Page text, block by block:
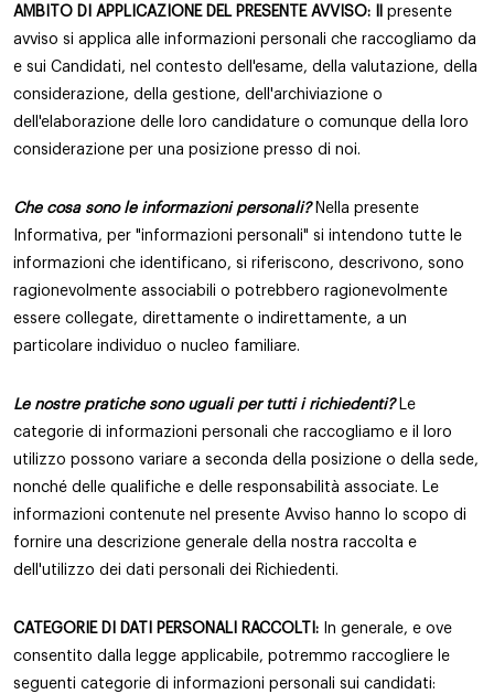
AMBITO DI APPLICAZIONE DEL PRESENTE AVVISO: Il
presente
avviso si applica alle informazioni personali che raccogliamo da
e sui Candidati, nel contesto dell'esame, della valutazione, della
considerazione, della gestione, dell'archiviazione o
dell'elaborazione delle loro candidature o comunque della loro
considerazione per una posizione presso di noi.
Che cosa sono le informazioni personali?Nella presente
Informativa, per "informazioni personali" si intendono tutte le
informazioni che identificano, si riferiscono, descrivono, sono
ragionevolmente associabili o potrebbero ragionevolmente
essere collegate, direttamente o indirettamente, a un
particolare individuo o nucleo familiare.
Le nostre pratiche sono uguali per tutti i richiedenti?
Le
categorie di informazioni personali che raccogliamo e il loro
utilizzo possono variare a seconda della posizione o della sede,
nonché delle qualifiche e delle responsabilità associate. Le
informazioni contenute nel presente Avviso hanno lo scopo di
fornire una descrizione generale della nostra raccolta e
dell'utilizzo dei dati personali dei Richiedenti.
CATEGORIE DI DATI PERSONALI RACCOLTI: In generale, e ove
consentito dalla legge applicabile, potremmo raccogliere le
seguenti categorie di informazioni personali sui candidati: